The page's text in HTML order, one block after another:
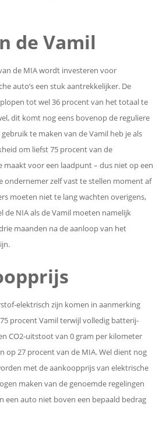
de Vamil
de MIA wordt investeren voor
auto’s een stuk aantrekkelijker. De
tot wel 36 procent van het totaal te
dit komt nog eens bovenop de reguliere
te maken van de Vamil heb je als
om liefst 75 procent van de
maakt voor een laadpunt – dus niet op een
ondernemer zelf vast te stellen moment af
moeten niet te lang wachten overigens,
de NIA als de Vamil moeten namelijk
maanden na de aanloop van het
elektrisch zijn komen in aanmerking
procent Vamil terwijl volledig batterij-
CO2-uitstoot van 0 gram per kilometer
op 27 procent van de MIA. Wel dient nog
met de aankoopprijs van elektrische
maken van de genoemde regelingen
een auto niet boven een bepaald bedrag